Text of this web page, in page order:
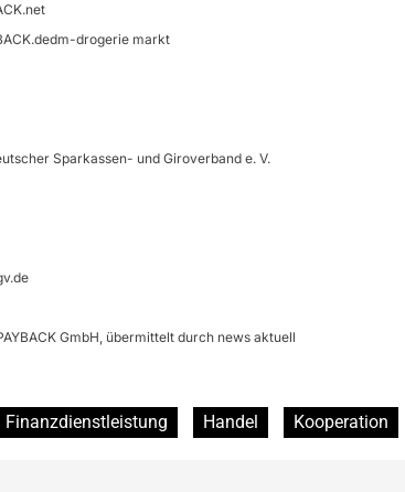
drogerie markt
Sparkassen- und Giroverband e. V.
GmbH, übermittelt durch news aktuell
Finanzdienstleistung Handel Kooperation